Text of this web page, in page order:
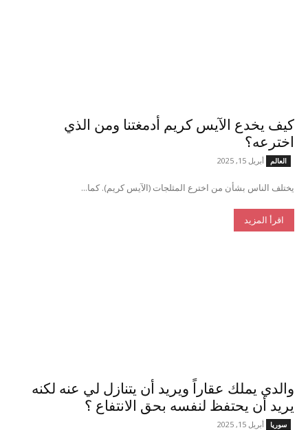
كيف يخدع الآيس كريم أدمغتنا ومن الذي
اخترعه؟
العالم أبريل 15, 2025
يختلف الناس بشأن من اخترع المثلجات (الآيس كريم). كما...
اقرأ المزيد
والدي يملك عقاراً ويريد أن يتنازل لي عنه لكنه
يريد أن يحتفظ لنفسه بحق الانتفاع ؟
سوريا أبريل 15, 2025